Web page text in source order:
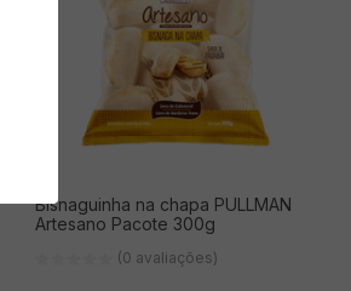
Bisnaguinha na chapa PULLMAN
Artesano Pacote 300g
(0 avaliações)